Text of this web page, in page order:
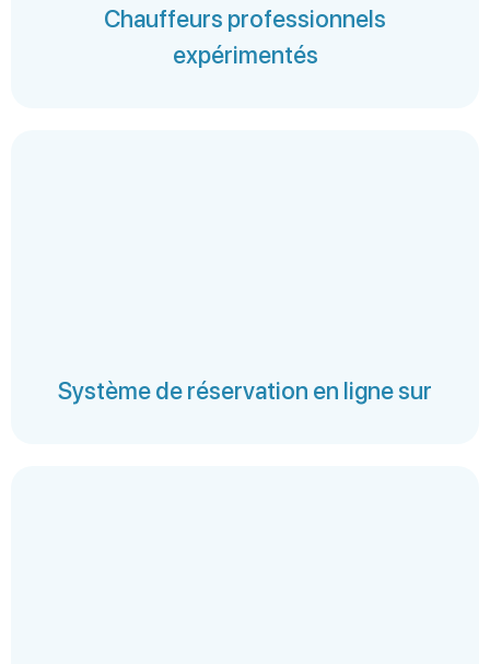
Chauffeurs professionnels
expérimentés
Système de réservation en ligne sur